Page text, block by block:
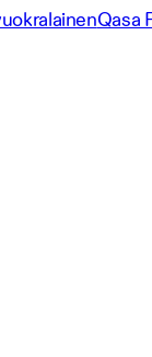
Qasa